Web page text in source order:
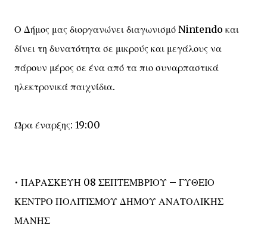
Ο Δήμος μας διοργανώνει διαγωνισμό Nintendo και
δίνει τη δυνατότητα σε μικρούς και μεγάλους να
πάρουν μέρος σε ένα από τα πιο συναρπαστικά
ηλεκτρονικά παιχνίδια.
Ώρα έναρξης: 19:00
• ΠΑΡΑΣΚΕΥΗ 08 ΣΕΠΤΕΜΒΡΙΟΥ – ΓΥΘΕΙΟ
ΚΕΝΤΡΟ ΠΟΛΙΤΙΣΜΟΥ ΔΗΜΟΥ ΑΝΑΤΟΛΙΚΗΣ
ΜΑΝΗΣ